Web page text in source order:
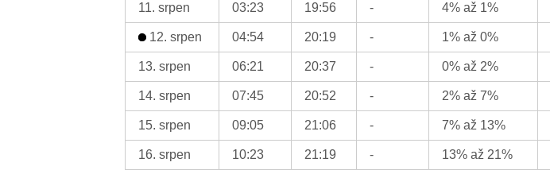
11. srpen 03:23 19:56 - 4% až 1%
12. srpen 04:54 20:19 - 1% až 0%
13. srpen 06:21 20:37 - 0% až 2%
14. srpen 07:45 20:52 - 2% až 7%
15. srpen 09:05 21:06 - 7% až 13%
16. srpen 10:23 21:19 - 13% až 21%